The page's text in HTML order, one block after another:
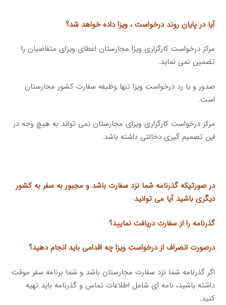
آیا در پایان روند درخواست ، ویزا داده خواهد شد؟
مرکز درخواست کارگزاری ویزا مجارستان اعطای ویزای متقاضیان را
تضمین نمی نماید.
صدور و یا رد درخواست ویزا تنها وظیفه سفارت کشور مجارستان
است.
مرکز درخواست کارگزاری ویزای مجارستان نمی تواند به هیچ وجه در
این تصمیم گیری دخالتی داشته باشد.
در صورتیکه گذرنامه شما نزد سفارت باشد و مجبور به سفر به کشور
دیگری باشید آیا می توانید
گذرنامه را از سفارت دریافت نمایید؟
درصورت انصراف از درخواست ویزا چه اقدامی باید انجام دهید؟
اگر گذرنامه شما نزد سفارت مجارستان باشد و شما برنامه سفر موقت
داشته باشید، نامه ای شامل اطلاعات تماس و گذرنامه باید تهیه
کنید.